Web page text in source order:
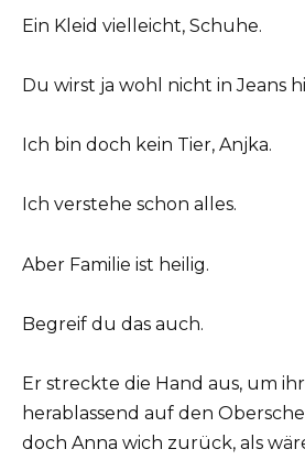
Ein Kleid vielleicht, Schuhe.
Du wirst ja wohl nicht in Jeans
Ich bin doch kein Tier, Anjka.
Ich verstehe schon alles.
Aber Familie ist heilig.
Begreif du das auch.
Er streckte die Hand aus, um
herablassend auf den
doch Anna wich zurück, als